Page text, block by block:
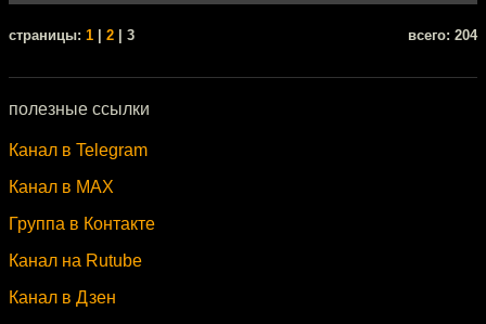
cтраницы: 1 2 | 3 всего: 204
полезные ссылки
Канал в Telegram
Канал в MAX
Группа в Контакте
Канал на Rutube
Канал в Дзен